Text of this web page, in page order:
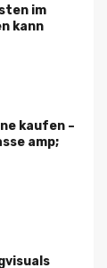
im
kann
kaufen –
amp;